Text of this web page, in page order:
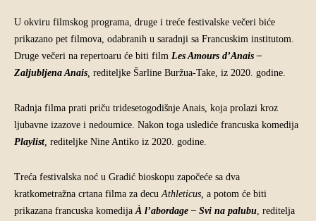
U okviru filmskog programa, druge i treće festivalske večeri biće
prikazano pet filmova, odabranih u saradnji sa Francuskim institutom.
Druge večeri na repertoaru će biti film Les Amours d’Anais –
Zaljubljena Anais rediteljke Šarline Buržua-Take, iz 2020. godine.
Radnja filma prati priču tridesetogodišnje Anais, koja prolazi kroz
ljubavne izazove i nedoumice. Nakon toga uslediće francuska komedija
Playlist, rediteljke Nine Antiko iz 2020. godine.
Treća festivalska noć u Gradić bioskopu započeće sa dva
kratkometražna crtana filma za decu Athleticus, a potom će biti
prikazana francuska komedija À l’abordage – Svi na palubu , reditelja